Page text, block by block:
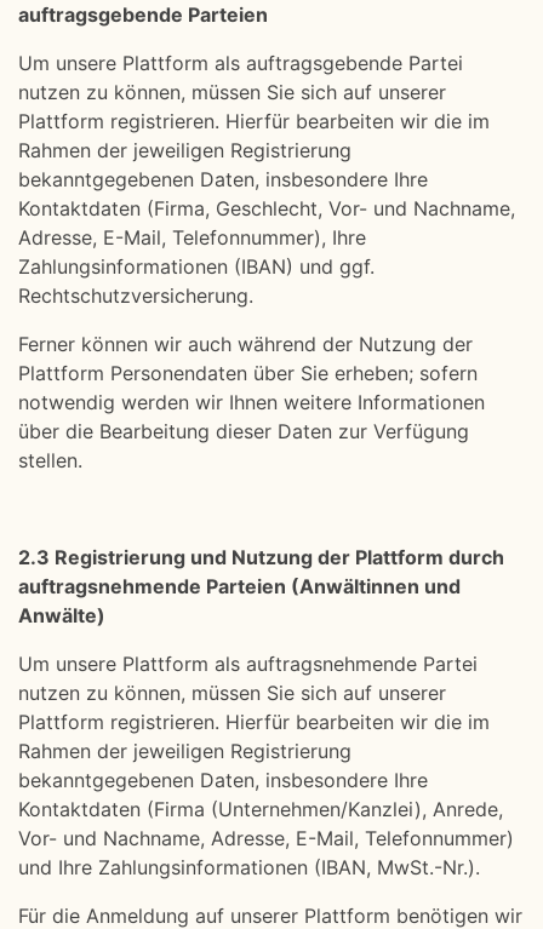
auftragsgebende Parteien
Um unsere Plattform als auftragsgebende Partei
nutzen zu können, müssen Sie sich auf unserer
Plattform registrieren. Hierfür bearbeiten wir die im
Rahmen der jeweiligen Registrierung
bekanntgegebenen Daten, insbesondere Ihre
Kontaktdaten (Firma, Geschlecht, Vor- und Nachname,
Adresse, E-Mail, Telefonnummer), Ihre
Zahlungsinformationen (IBAN) und ggf.
Rechtschutzversicherung.
Ferner können wir auch während der Nutzung der
Plattform Personendaten über Sie erheben; sofern
notwendig werden wir Ihnen weitere Informationen
über die Bearbeitung dieser Daten zur Verfügung
stellen.
2.3 Registrierung und Nutzung der Plattform durch
auftragsnehmende Parteien (Anwältinnen und
Anwälte)
Um unsere Plattform als auftragsnehmende Partei
nutzen zu können, müssen Sie sich auf unserer
Plattform registrieren. Hierfür bearbeiten wir die im
Rahmen der jeweiligen Registrierung
bekanntgegebenen Daten, insbesondere Ihre
Kontaktdaten (Firma (Unternehmen/Kanzlei), Anrede,
Vor- und Nachname, Adresse, E-Mail, Telefonnummer)
und Ihre Zahlungsinformationen (IBAN, MwSt.-Nr.).
Für die Anmeldung auf unserer Plattform benötigen wir